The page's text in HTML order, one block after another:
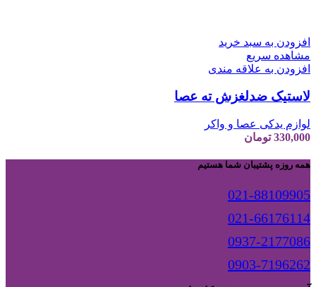
افزودن به سبد خرید
مشاهده سریع
افزودن به علاقه مندی
لاستیک ضدلغزش ته عصا
لوازم یدکی عصا و واکر
330,000 تومان
همه روزه پشتیبان شما هستیم
021-88109905
021-66176114
0937-2177086
0903-7196262